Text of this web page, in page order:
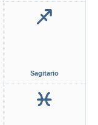
Sagitario